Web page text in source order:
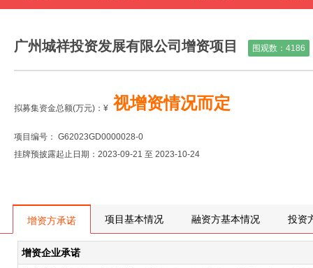
广州城祥投资发展有限公司增资项目 围观数： 4186
拟募集资金总额(万元)： ¥ 视增资情况而定
项目编号： G62023GD0000028-0
挂牌预披露起止日期：2023-09-21 至 2023-10-24
增资方承诺 项目基本情况 融资方基本情况 投资
增资企业承诺